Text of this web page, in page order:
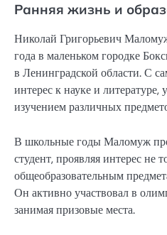
Ранняя жизнь и
Николай Григорьевич
года в маленьком городке
в Ленинградской области. С
интерес к науке и литературе,
изучением различных
В школьные годы Маломуж
студент, проявляя интерес не
общеобразовательным
Он активно участвовал в
занимая призовые места.